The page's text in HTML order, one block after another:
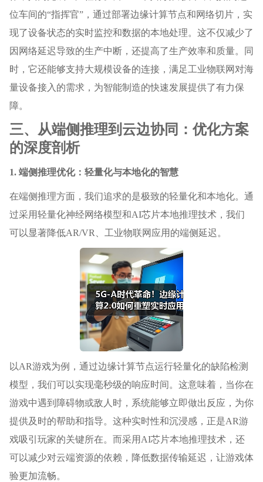
位车间的“指挥官”，通过部署边缘计算节点和网络切片，实
现了设备状态的实时监控和数据的本地处理。这不仅减少了
因网络延迟导致的生产中断，还提高了生产效率和质量。同
时，它还能够支持大规模设备的连接，满足工业物联网对海
量设备接入的需求，为智能制造的快速发展提供了有力保
障。
三、从端侧推理到云边协同：优化方案
的深度剖析
1. 端侧推理优化：轻量化与本地化的智慧
在端侧推理方面，我们追求的是极致的轻量化和本地化。通
过采用轻量化神经网络模型和AI芯片本地推理技术，我们
可以显著降低AR/VR、工业物联网应用的端侧延迟。
以AR游戏为例，通过边缘计算节点运行轻量化的缺陷检测
模型，我们可以实现毫秒级的响应时间。这意味着，当你在
游戏中遇到障碍物或敌人时，系统能够立即做出反应，为你
提供及时的帮助和指导。这种实时性和沉浸感，正是AR游
戏吸引玩家的关键所在。而采用AI芯片本地推理技术，还
可以减少对云端资源的依赖，降低数据传输延迟，让游戏体
验更加流畅。